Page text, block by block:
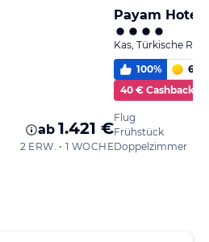
ab 1.421 €
2 ERW. • 1 WOCHE
Payam Hotel
Kas, Türkische
100% 6
40 € Cashback
Flug
Frühstück
Doppelzimmer